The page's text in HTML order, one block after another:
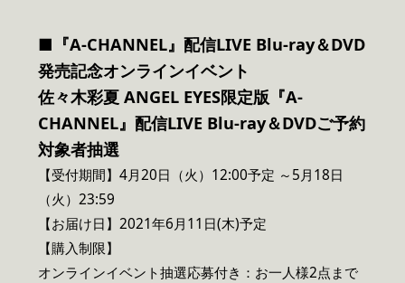
■『A-CHANNEL』配信LIVE Blu-ray＆DVD
発売記念オンラインイベント
佐々木彩夏 ANGEL EYES限定版『A-
CHANNEL』配信LIVE Blu-ray＆DVDご予約
対象者抽選
【受付期間】4月20日（火）12:00予定 ～5月18日
（火）23:59
【お届け日】2021年6月11日(木)予定
【購入制限】
オンラインイベント抽選応募付き：お一人様2点まで